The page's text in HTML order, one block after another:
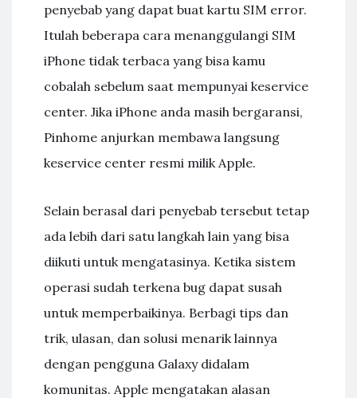
penyebab yang dapat buat kartu SIM error.
Itulah beberapa cara menanggulangi SIM
iPhone tidak terbaca yang bisa kamu
cobalah sebelum saat mempunyai keservice
center. Jika iPhone anda masih bergaransi,
Pinhome anjurkan membawa langsung
keservice center resmi milik Apple.
Selain berasal dari penyebab tersebut tetap
ada lebih dari satu langkah lain yang bisa
diikuti untuk mengatasinya. Ketika sistem
operasi sudah terkena bug dapat susah
untuk memperbaikinya. Berbagi tips dan
trik, ulasan, dan solusi menarik lainnya
dengan pengguna Galaxy didalam
komunitas. Apple mengatakan alasan